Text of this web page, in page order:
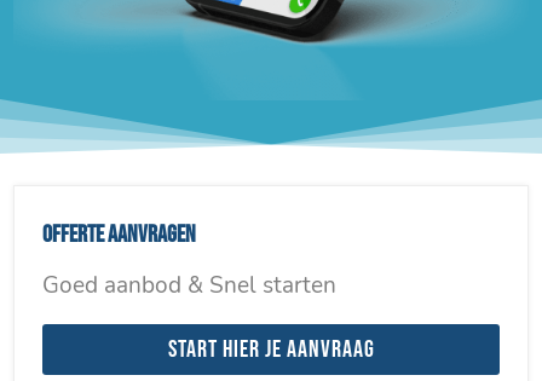
Offerte aanvragen
Goed aanbod & Snel starten
Start hier je aanvraag